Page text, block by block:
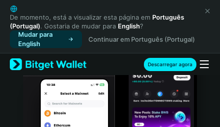
English
日本語
Tiếng Việt
Русский
Español (Latinoamérica)
Türkçe
Italiano
De momento, está a visualizar esta página em Português
(Portugal). Gostaria de mudar para English?
Mudar para
English
Continuar em Português (Portugal)
Descarregar agora